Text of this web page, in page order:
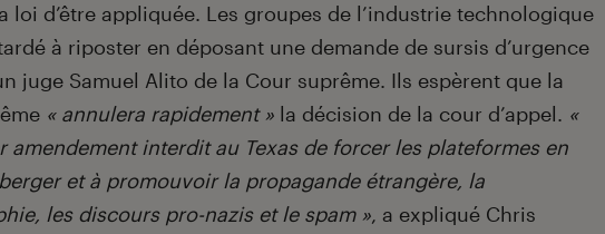
loi d’être appliquée. Les groupes de l’industrie technologique
à riposter en déposant une demande de sursis d’urgence
juge Samuel Alito de la Cour suprême. Ils espèrent que la
« annulera rapidement » la décision de la cour d’appel. «
amendement interdit au Texas de forcer les plateformes en
et à promouvoir la propagande étrangère, la
les discours pro-nazis et le spam », a expliqué Chris